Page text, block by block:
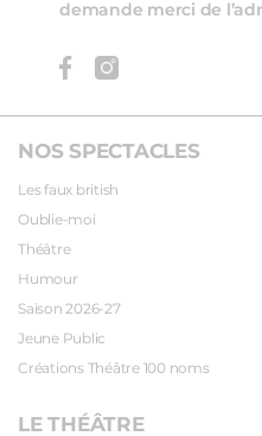
NOS SPECTACLES
Les faux british
Oublie-moi
Théâtre
Humour
Saison 2026-27
Jeune Public
Créations Théâtre 100 noms
LE THÉÂTRE
demande merci de